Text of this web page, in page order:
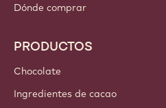
Dónde comprar
PRODUCTOS
Chocolate
Ingredientes de cacao